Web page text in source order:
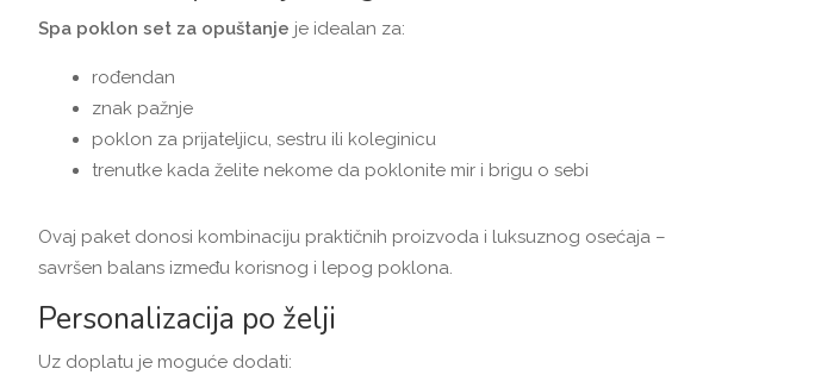
Spa poklon set za opuštanje je idealan za:
rođendan
znak pažnje
poklon za prijateljicu, sestru ili koleginicu
trenutke kada želite nekome da poklonite mir i brigu o sebi
Ovaj paket donosi kombinaciju praktičnih proizvoda i luksuznog osećaja –
savršen balans između korisnog i lepog poklona.
Personalizacija po želji
Uz doplatu je moguće dodati: